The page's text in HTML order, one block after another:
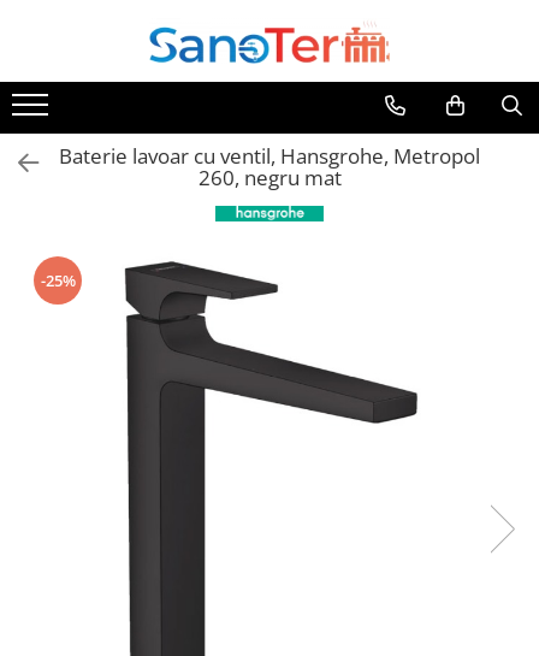
Toate Produsele
Obiecte Sanitare
Lavoare
Lavoare incastrabile
Lavoare sub blat
Lavoare Colt Duble Speciale
Lavoare stative
Lavoare pe mobilier
Vase wc suspendate
Vase wc statative
Seturi vase wc monobloc
Accesorii vase wc
Baterie lavoar cu ventil, Hansgrohe, Metropol
260, negru mat
-25%